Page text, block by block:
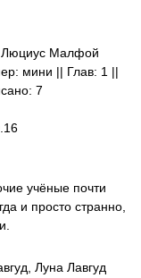
Люциус Малфой
мини || Глав: 1 ||
7
учёные почти
и просто странно,
Луна Лавгуд